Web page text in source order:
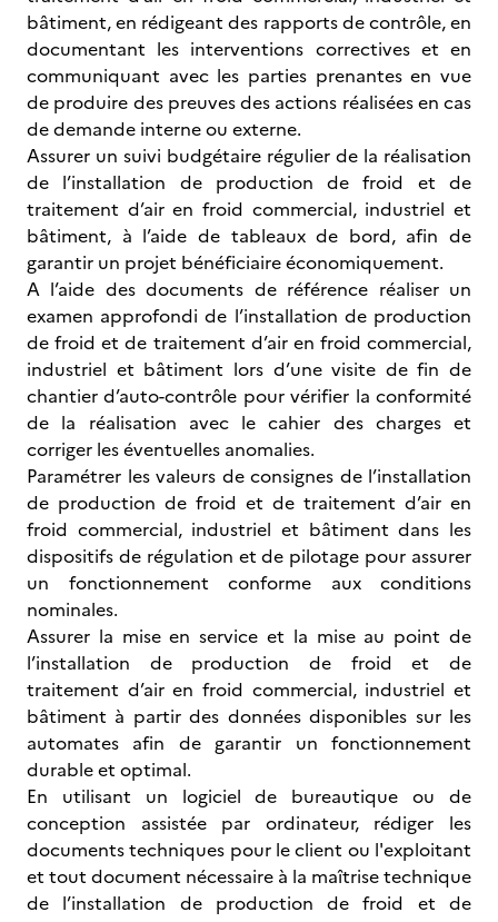
bâtiment, en rédigeant des rapports de contrôle, en
documentant les interventions correctives et en
communiquant avec les parties prenantes en vue
de produire des preuves des actions réalisées en cas
de demande interne ou externe.
Assurer un suivi budgétaire régulier de la réalisation
de l’installation de production de froid et de
traitement d’air en froid commercial, industriel et
bâtiment, à l’aide de tableaux de bord, afin de
garantir un projet bénéficiaire économiquement.
A l’aide des documents de référence réaliser un
examen approfondi de l’installation de production
de froid et de traitement d’air en froid commercial,
industriel et bâtiment lors d’une visite de fin de
chantier d’auto-contrôle pour vérifier la conformité
de la réalisation avec le cahier des charges et
corriger les éventuelles anomalies.
Paramétrer les valeurs de consignes de l’installation
de production de froid et de traitement d’air en
froid commercial, industriel et bâtiment dans les
dispositifs de régulation et de pilotage pour assurer
un fonctionnement conforme aux conditions
nominales.
Assurer la mise en service et la mise au point de
l’installation de production de froid et de
traitement d’air en froid commercial, industriel et
bâtiment à partir des données disponibles sur les
automates afin de garantir un fonctionnement
durable et optimal.
En utilisant un logiciel de bureautique ou de
conception assistée par ordinateur, rédiger les
documents techniques pour le client ou l'exploitant
et tout document nécessaire à la maîtrise technique
de l’installation de production de froid et de